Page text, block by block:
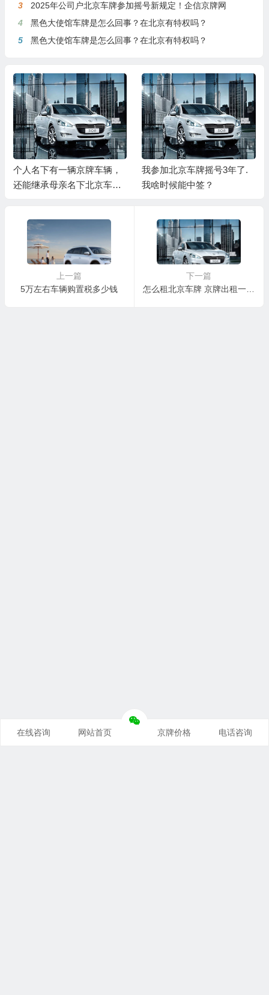
3
2025年公司户北京车牌参加摇号新规定！企信京牌网
4
黑色大使馆车牌是怎么回事？在北京有特权吗？
5
黑色大使馆车牌是怎么回事？在北京有特权吗？
个人名下有一辆京牌车辆，
还能继承母亲名下北京车牌
我参加北京车牌摇号3年了.
我啥时候能中签？
上一篇
5万左右车辆购置税多少钱
下一篇
怎么租北京车牌 京牌出租一年价钱若干
在线咨询 网站首页 京牌价格 电话咨询